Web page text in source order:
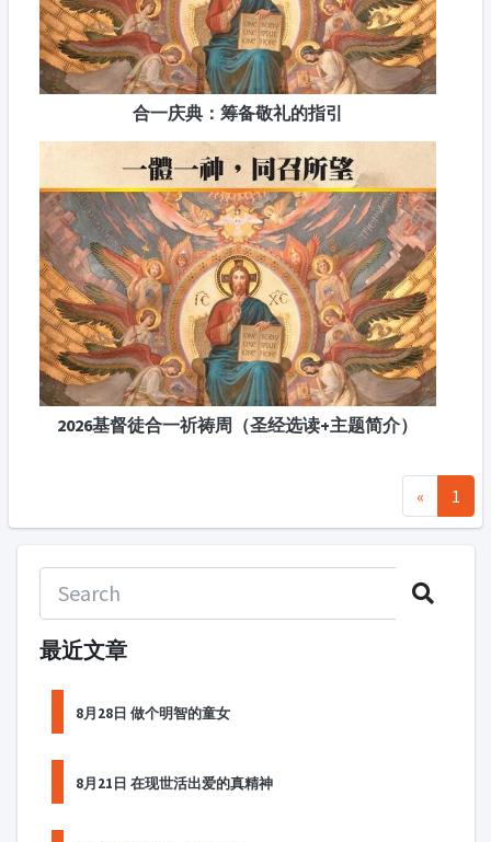
合一庆典：筹备敬礼的指引
2026基督徒合一祈祷周（圣经选读+主题简介）
« 1
最近文章
8月28日 做个明智的童女
8月21日 在现世活出爱的真精神